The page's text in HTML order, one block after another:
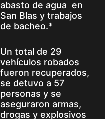
abasto de agua en
San Blas y trabajos
de bacheo.*
Un total de 29
vehículos robados
fueron recuperados,
se detuvo a 57
personas y se
aseguraron armas,
drogas y explosivos